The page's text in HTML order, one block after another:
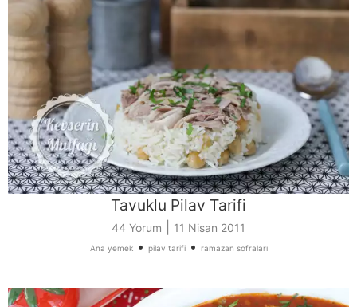
Tavuklu Pilav Tarifi
44 Yorum 11 Nisan 2011
Ana yemek• pilav tarifi• ramazan sofraları